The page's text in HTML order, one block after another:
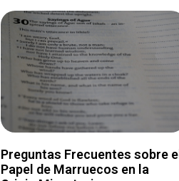
Preguntas Frecuentes sobre el
Papel de Marruecos en la